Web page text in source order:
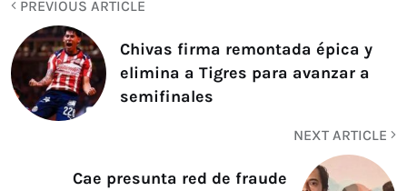
PREVIOUS ARTICLE
Chivas firma remontada épica y
elimina a Tigres para avanzar a
semifinales
NEXT ARTICLE
Cae presunta red de fraude